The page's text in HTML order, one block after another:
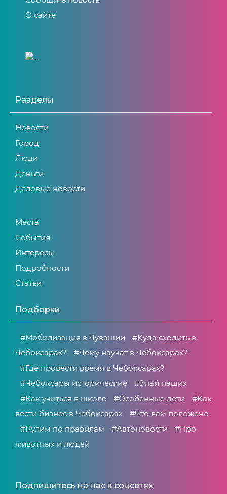
О сайте
Разделы
Новости
Город
Люди
Деньги
Деловые новости
Места
События
Интересы
Подробности
Статьи
Подборки
#Мобилизация в Чувашии
#Куда сходить в
Чебоксарах?
#Чему научат в Чебоксарах?
#Где провести время в Чебоксарах?
#Чебоксары исторические
#Знай наших
#Как учиться в школе
#Особенные дети
#Как
вести бизнес в Чебоксарах
#Что вам положено
#Рулим по правилам
#Автоновости
#Про
животных и людей
Подпишитесь на нас в соцсетях